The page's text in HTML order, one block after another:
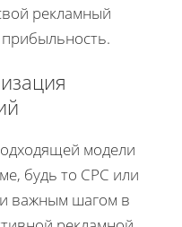
рекламный
модели
будь то CPC или
важным шагом в